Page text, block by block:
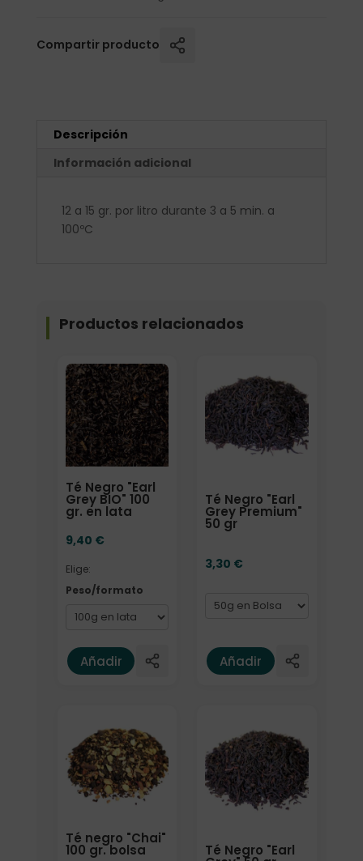
Compartir producto
Descripción
Información adicional
12 a 15 gr. por litro durante 3 a 5 min. a
100ºC
Productos relacionados
Té Negro "Earl
Grey BIO" 100
gr. en lata
9,40 €
Elige:
Peso/formato
Elige: Peso/formato
Añadir
Té Negro "Earl
Grey Premium"
50 gr
3,30 €
Formato
Añadir
Té negro "Chai"
100 gr. bolsa Té Negro "Earl